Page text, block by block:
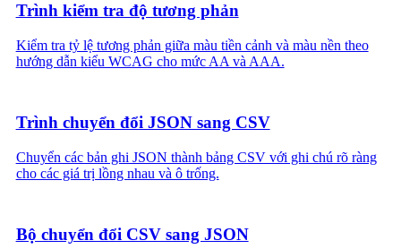
Trình kiểm tra độ tương phản
Kiểm tra tỷ lệ tương phản giữa màu tiền cảnh và màu nền theo
hướng dẫn kiểu WCAG cho mức AA và AAA.
Trình chuyển đổi JSON sang CSV
Chuyển các bản ghi JSON thành bảng CSV với ghi chú rõ ràng
cho các giá trị lồng nhau và ô trống.
Bộ chuyển đổi CSV sang JSON